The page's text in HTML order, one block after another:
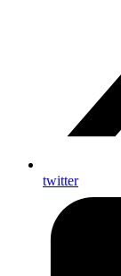
twitter